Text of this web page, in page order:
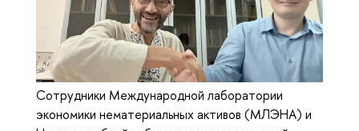
Сотрудники Международной лаборатории
экономики нематериальных активов (МЛЭНА) и